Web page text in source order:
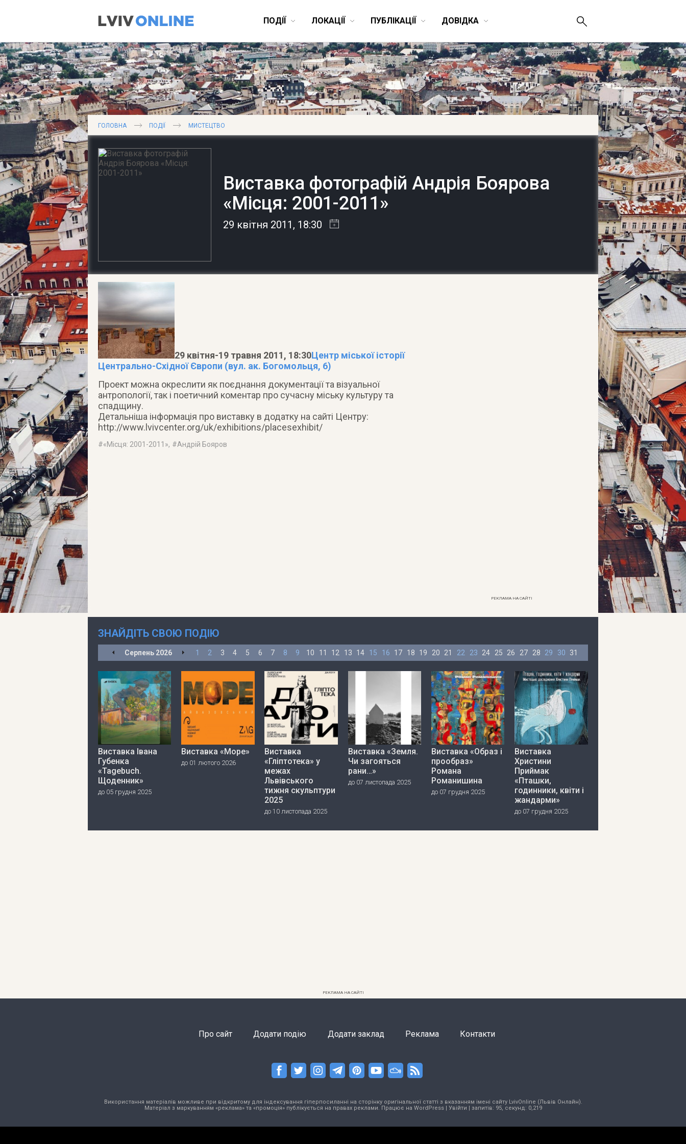
ПОДІЇ ЛОКАЦІЇ ПУБЛІКАЦІЇ ДОВІДКА
ГОЛОВНА ПОДІЇ МИСТЕЦТВО
Виставка фотографій Андрія Боярова
«Місця: 2001-2011»
29 квітня 2011 , 18:30
29 квітня-19 травня 2011, 18:30Центр міської історії
Центрально-Східної Європи (вул. ак. Богомольця, 6)
Проект можна окреслити як поєднання документації та візуальної
антропології, так і поетичний коментар про сучасну міську культуру та
спадщину.
Детальніша інформація про виставку в додатку на сайті Центру:
http://www.lvivcenter.org/uk/exhibitions/placesexhibit/
#«Місця: 2001-2011», #Андрій Бояров
РЕКЛАМА НА САЙТІ
ЗНАЙДІТЬ СВОЮ ПОДІЮ
Серпень 2026 1 2 3 4 5 6 7 8 9 10 11 12 13 14 15 16 17 18 19 20 21 22 23 24 25 26 27 28 29 30 31
Виставка Івана
Губенка
«Tagebuch.
Щоденник»
до 05 грудня 2025
Виставка «Море»
до 01 лютого 2026
Виставка
«Гліптотека» у
межах
Львівського
тижня скульптури
2025
до 10 листопада 2025
Виставка «Земля.
Чи загояться
рани…»
до 07 листопада 2025
Виставка «Образ і
прообраз»
Романа
Романишина
до 07 грудня 2025
Виставка
Христини
Приймак
«Пташки,
годинники, квіти і
жандарми»
до 07 грудня 2025
РЕКЛАМА НА САЙТІ
Про сайт Додати подію Додати заклад Реклама Контакти
Використання матеріалів можливе при відкритому для індексування гіперпосиланні на сторінку оригінальної статті з вказанням імені сайту LvivOnline (Львів Онлайн).
Матеріал з маркуванням «реклама» та «промоція» публікується на правах реклами. Працює на WordPress| Увійти | запитів: 95, секунд: 0,219